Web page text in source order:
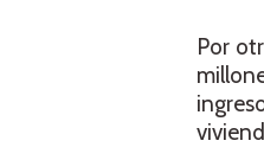
Por